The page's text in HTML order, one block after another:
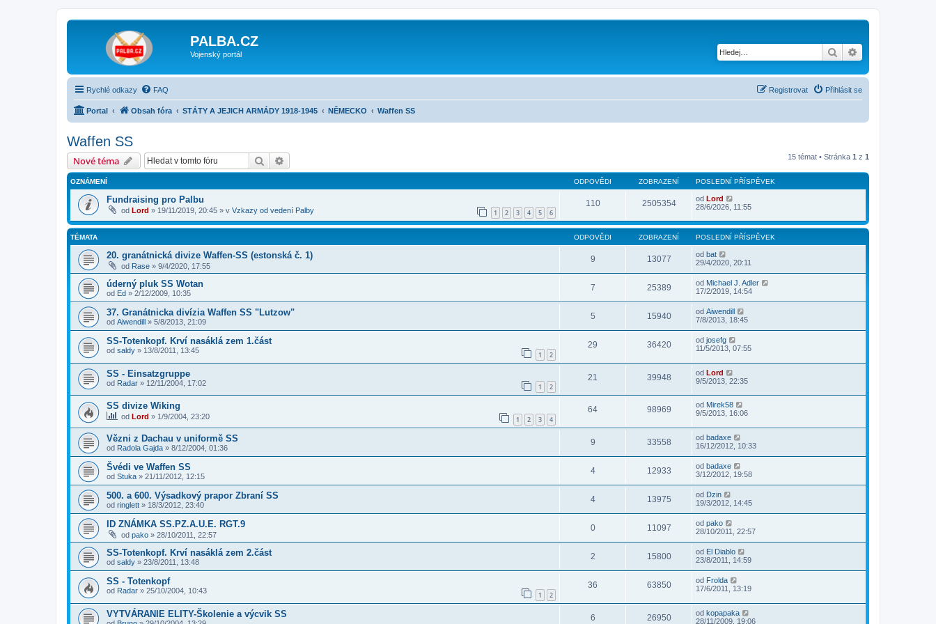
PALBA.CZ
Vojenský portál Hledat
Rychlé odkazy FAQ Přihlásit se
Registrovat
Portal Obsah fóra STÁTY A JEJICH ARMÁDY 1918-1945 NĚMECKO Waffen SS
Waffen SS
Nové téma Hledat 15 témat • Stránka 1 z 1
OZNÁMENÍ ODPOVĚDI ZOBRAZENÍ POSLEDNÍ PŘÍSPĚVEK
Fundraising pro Palbu
od Lord » 19/11/2019, 20:45 » v Vzkazy od vedení Palby 1 2 3 4 5 6
110 2505354 od Lord
28/6/2026, 11:55
TÉMATA ODPOVĚDI ZOBRAZENÍ POSLEDNÍ PŘÍSPĚVEK
20. granátnická divize Waffen-SS (estonská č. 1)
od Rase » 9/4/2020, 17:55
9 13077 od bat
29/4/2020, 20:11
úderný pluk SS Wotan
od Ed » 2/12/2009, 10:35
7 25389 od Michael J. Adler
17/2/2019, 14:54
37. Granátnicka divízia Waffen SS "Lutzow"
od Aiwendill » 5/8/2013, 21:09
5 15940 od Aiwendill
7/8/2013, 18:45
SS-Totenkopf. Krví nasáklá zem 1.část
od saldy » 13/8/2011, 13:45 1 2
29 36420 od josefg
11/5/2013, 07:55
SS - Einsatzgruppe
od Radar » 12/11/2004, 17:02 1 2
21 39948 od Lord
9/5/2013, 22:35
SS divize Wiking
od Lord » 1/9/2004, 23:20 1 2 3 4
64 98969 od Mirek58
9/5/2013, 16:06
Vězni z Dachau v uniformě SS
od Radola Gajda » 8/12/2004, 01:36
9 33558 od badaxe
16/12/2012, 10:33
Švédi ve Waffen SS
od Stuka » 21/11/2012, 12:15
4 12933 od badaxe
3/12/2012, 19:58
500. a 600. Výsadkový prapor Zbraní SS
od ringlett » 18/3/2012, 23:40
4 13975 od Dzin
19/3/2012, 14:45
ID ZNÁMKA SS.PZ.A.U.E. RGT.9
od pako » 28/10/2011, 22:57
0 11097 od pako
28/10/2011, 22:57
SS-Totenkopf. Krví nasáklá zem 2.část
od saldy » 23/8/2011, 13:48
2 15800 od El Diablo
23/8/2011, 14:59
SS - Totenkopf
od Radar » 25/10/2004, 10:43 1 2
36 63850 od Frolda
17/6/2011, 13:19
VYTVÁRANIE ELITY-Školenie a výcvik SS 6 26950 od kopapaka
28/11/2009, 19:06